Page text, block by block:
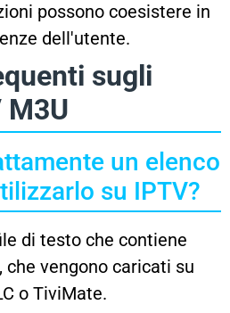
possono coesistere in
dell'utente.
sugli
M3U
un elenco
su IPTV?
di testo che contiene
che vengono caricati su
o TiviMate.